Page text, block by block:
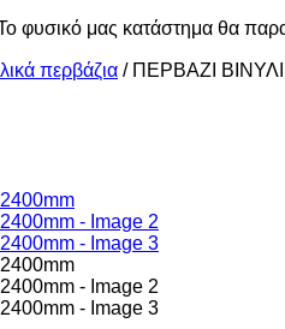
φυσικό μας κατάστημα θα
περβάζια / ΠΕΡΒΑΖΙ